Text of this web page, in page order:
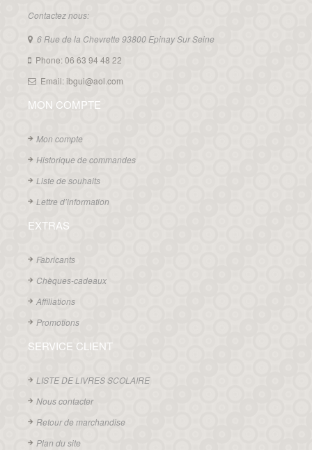
Contactez nous:
6 Rue de la Chevrette 93800 Epinay Sur Seine
Phone: 06 63 94 48 22
Email: ibgui@aol.com
MON COMPTE
Mon compte
Historique de commandes
Liste de souhaits
Lettre d’information
EXTRAS
Fabricants
Chèques-cadeaux
Affiliations
Promotions
SERVICE CLIENT
LISTE DE LIVRES SCOLAIRE
Nous contacter
Retour de marchandise
Plan du site